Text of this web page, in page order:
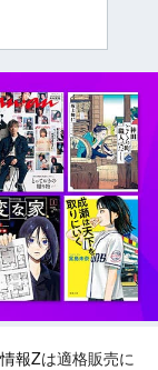
報Zは適格販売に